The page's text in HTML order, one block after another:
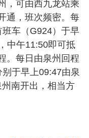
，可由西九龙站乘
通，班次频密。每
车（G924）于早
中午11:50即可抵
。每日由泉州回程
于早上09:47由泉
南开出，相当方